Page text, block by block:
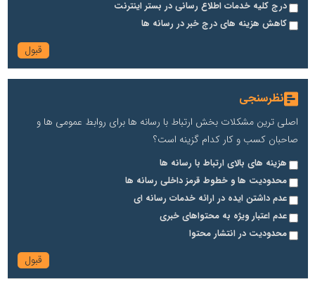
درج کلیه خدمات اطلاع رسانی در بستر اینترنت
کاهش هزینه های درج خبر در رسانه ها
نظرسنجی
اصلی ترین مشکلات بخش ارتباط با رسانه ها برای روابط عمومی ها و
صاحبان کسب و کار کدام گزینه است؟
هزینه های بالای ارتباط با رسانه ها
محدودیت ها و خطوط قرمز داخلی رسانه ها
عدم داشتن ایده در ارائه خدمات رسانه ای
عدم اعتبار ویژه به محتواهای خبری
محدودیت در انتشار محتوا